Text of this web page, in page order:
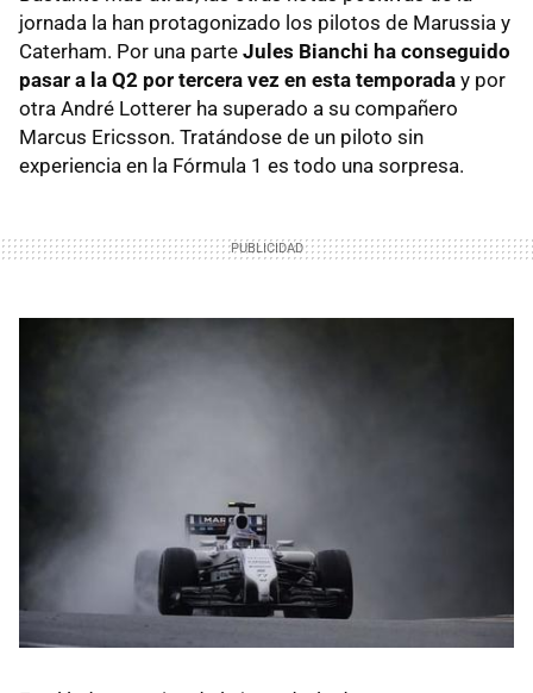
jornada la han protagonizado los pilotos de Marussia y
Caterham. Por una parte Jules Bianchi ha conseguido
pasar a la Q2 por tercera vez en esta temporada y por
otra André Lotterer ha superado a su compañero
Marcus Ericsson. Tratándose de un piloto sin
experiencia en la Fórmula 1 es todo una sorpresa.